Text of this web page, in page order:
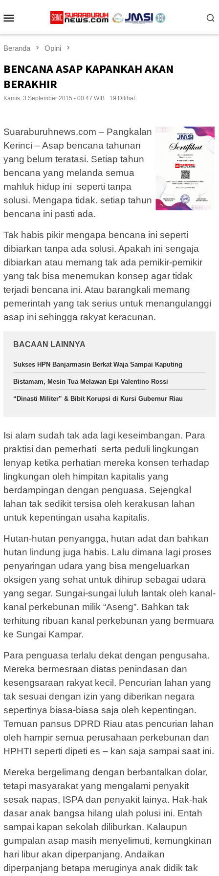
ke
Beranda Opini
BENCANA ASAP KAPANKAH AKAN
BERAKHIR
Kamis, 3 September 2015 - 00:47 WIB 19 Dilihat
Suaraburuhnews.com – Pangkalan
Kerinci – Asap bencana tahunan
yang belum teratasi. Setiap tahun
bencana yang melanda semua
mahluk hidup ini seperti tanpa
solusi. Mengapa tidak. setiap tahun
bencana ini pasti ada.
Tak habis pikir mengapa bencana ini seperti
dibiarkan tanpa ada solusi. Apakah ini sengaja
dibiarkan atau memang tak ada pemikir-pemikir
yang tak bisa menemukan konsep agar tidak
terjadi bencana ini. Atau barangkali memang
pemerintah yang tak serius untuk menangulanggi
asap ini sehingga rakyat keracunan.
BACAAN LAINNYA
Sukses HPN Banjarmasin Berkat Waja Sampai Kaputing
Bistamam, Mesin Tua Melawan Epi Valentino Rossi
“Dinasti Militer” & Bibit Korupsi di Kursi Gubernur Riau
Isi alam sudah tak ada lagi keseimbangan. Para
praktisi dan pemerhati serta peduli lingkungan
lenyap ketika perhatian mereka konsen terhadap
lingkungan oleh himpitan kapitalis yang
berdampingan dengan penguasa. Sejengkal
lahan tak sedikit tersisa oleh kerakusan lahan
untuk kepentingan usaha kapitalis.
Hutan-hutan penyangga, hutan adat dan bahkan
hutan lindung juga habis. Lalu dimana lagi proses
penyaringan udara yang bisa mengeluarkan
oksigen yang sehat untuk dihirup sebagai udara
yang segar. Sungai-sungai luluh lantak oleh kanal-
kanal perkebunan milik “Aseng”. Bahkan tak
terhitung ribuan kanal perkebunan yang bermuara
ke Sungai Kampar.
Para penguasa terlalu dekat dengan pengusaha.
Mereka bermesraan diatas penindasan dan
kesengsaraan rakyat kecil. Pencurian lahan yang
tak sesuai dengan izin yang diberikan negara
sepertinya biasa-biasa saja oleh kepentingan.
Temuan pansus DPRD Riau atas pencurian lahan
oleh hampir semua perusahaan perkebunan dan
HPHTI seperti dipeti es – kan saja sampai saat ini.
Mereka bergelimang dengan berbantalkan dolar,
tetapi masyarakat yang mengalami penyakit
sesak napas, ISPA dan penyakit lainya. Hak-hak
dasar anak bangsa hilang ulah polusi ini. Entah
sampai kapan sekolah diliburkan. Kalaupun
gumpalan asap masih menyelimuti, kemungkinan
hari libur akan diperpanjang. Andaikan
diperpanjang betapa meruginya anak didik tak